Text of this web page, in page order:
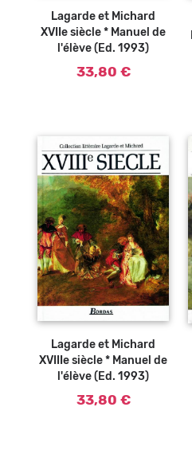
Lagarde et Michard
XVIIe siècle * Manuel de
l'élève (Ed. 1993)
33,80 €
Ajouter au
Lagarde et Michard
XVIIIe siècle * Manuel de
l'élève (Ed. 1993)
33,80 €